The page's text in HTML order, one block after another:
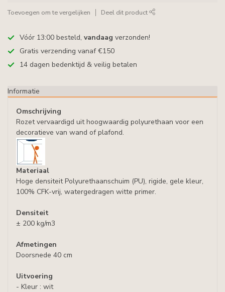
Toevoegen om te vergelijken Deel dit product
Vóór 13:00 besteld, vandaag verzonden!
Gratis verzending vanaf €150
14 dagen bedenktijd & veilig betalen
Informatie
Omschrijving
Rozet vervaardigd uit hoogwaardig polyurethaan voor een
decoratieve van wand of plafond.
Materiaal
Hoge densiteit Polyurethaanschuim (PU), rigide, gele kleur,
100% CFK-vrij, watergedragen witte primer.
Densiteit
± 200 kg/m3
Afmetingen
Doorsnede 40 cm
Uitvoering
- Kleur : wit